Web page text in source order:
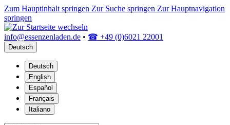
Zum Hauptinhalt springen Zur Suche springen Zur Hauptnavigation
springen
info@essenzenladen.de • ☎ +49 (0)6021 22001
Deutsch
Deutsch
English
Español
Français
Italiano